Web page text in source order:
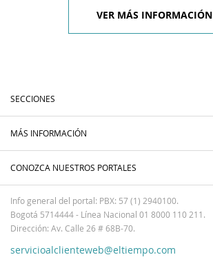
VER MÁS INFORMACIÓN
SECCIONES
MÁS INFORMACIÓN
CONOZCA NUESTROS PORTALES
Info general del portal: PBX: 57 (1) 2940100.
Bogotá 5714444 - Línea Nacional 01 8000 110 211.
Dirección: Av. Calle 26 # 68B-70.
servicioalclienteweb@eltiempo.com